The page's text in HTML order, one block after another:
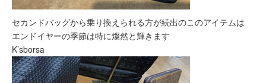
セカンドバッグから乗り換えられる方が続出のこのアイテムは
エンドイヤーの季節は特に燦然と輝きます
K’sborsa